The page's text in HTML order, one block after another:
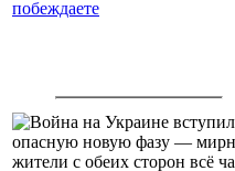
побеждаете